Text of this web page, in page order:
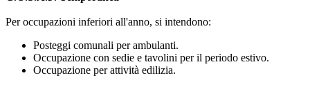
Per occupazioni inferiori all'anno, si intendono:
Posteggi comunali per ambulanti.
Occupazione con sedie e tavolini per il periodo estivo.
Occupazione per attività edilizia.